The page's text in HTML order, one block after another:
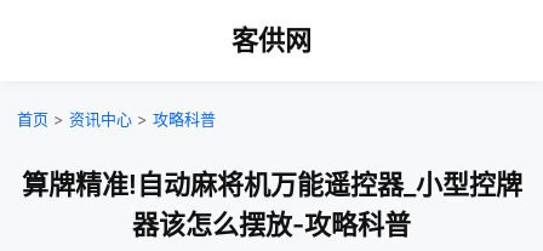
客供网
首页 > 资讯中心 > 攻略科普
算牌精准!自动麻将机万能遥控器_小型控牌
器该怎么摆放-攻略科普